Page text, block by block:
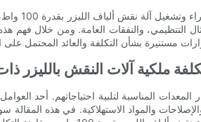
في الختام، تتأثر
التنظيمي، والنفقات العامة. ومن خلال فهم
ملكية آلات النقش بالليزر ذات
المناسبة لتلبية احتياجاتهم. أحد
والمواد الاستهلاكية. في هذه